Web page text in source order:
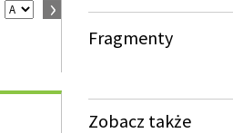
Fragmenty
Zobacz także